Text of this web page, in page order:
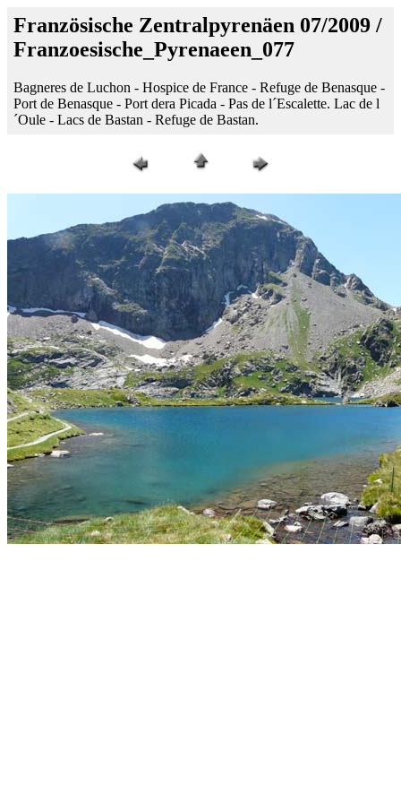
Französische Zentralpyrenäen 07/2009 /
Franzoesische_Pyrenaeen_077
Bagneres de Luchon - Hospice de France - Refuge de Benasque -
Port de Benasque - Port dera Picada - Pas de l´Escalette. Lac de l
´Oule - Lacs de Bastan - Refuge de Bastan.